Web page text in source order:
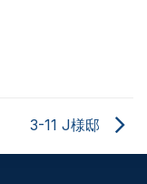
3-11 J様邸